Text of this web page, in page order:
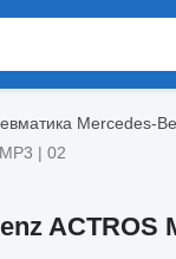
Mercedes-
| 02
ACTROS